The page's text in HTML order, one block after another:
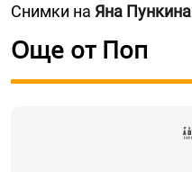
Снимки на Яна Пункина
Още от Поп